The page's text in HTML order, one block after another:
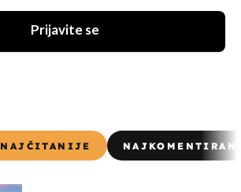
Prijavite se
NAJČITANIJE